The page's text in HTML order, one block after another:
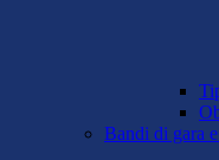
Bandi di gara